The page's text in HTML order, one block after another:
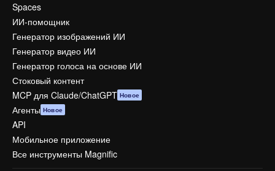
Spaces
ИИ-помощник
Генератор изображений ИИ
Генератор видео ИИ
Генератор голоса на основе ИИ
Стоковый контент
MCP для Claude/ChatGPT Новое
Агенты Новое
API
Мобильное приложение
Все инструменты Magnific